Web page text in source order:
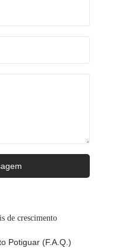
de crescimento
Potiguar (F.A.Q.)